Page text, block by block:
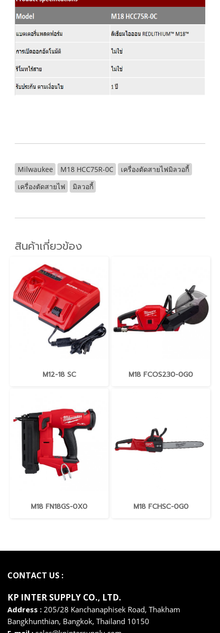
Milwaukee M18 HCC75R-0C
เครื่องตัดสายไฟมิลวอกี้
เครื่องตัดสายไฟ
มิลวอกี้
สินค้าเกี่ยวข้อง
M12-18 SC M18 FCOS230-0G0
M18 FN18GS-0X0 M18 FCHSC-0G0
CONTACT US :
KP INTER SUPPLY CO., LTD.
Address : 205/28 Kanchanaphisek Road, Thakham
Bangkhunthian, Bangkok, Thailand 10150